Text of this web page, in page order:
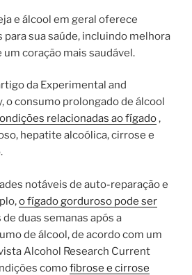
e álcool em geral oferece
sua saúde, incluindo melhora
coração mais saudável.
da Experimental and
o consumo prolongado de álcool
relacionadas ao fígado,
hepatite alcoólica, cirrose e
notáveis ​​de auto-reparação e
o fígado gorduroso pode ser
duas semanas após a
de álcool, de acordo com um
Alcohol Research Current
comofibrose e cirrose